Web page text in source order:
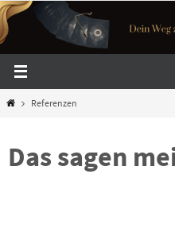
Zum
Inhalt
springen
StartReferenzen
Das sagen